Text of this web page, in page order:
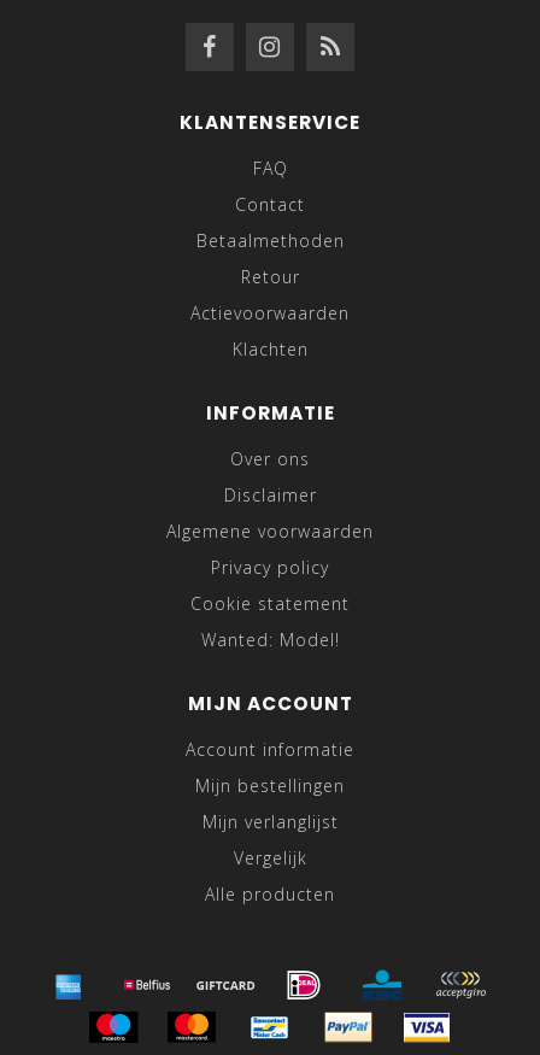
KLANTENSERVICE
FAQ
Contact
Betaalmethoden
Retour
Actievoorwaarden
Klachten
INFORMATIE
Over ons
Disclaimer
Algemene voorwaarden
Privacy policy
Cookie statement
Wanted: Model!
MIJN ACCOUNT
Account informatie
Mijn bestellingen
Mijn verlanglijst
Vergelijk
Alle producten